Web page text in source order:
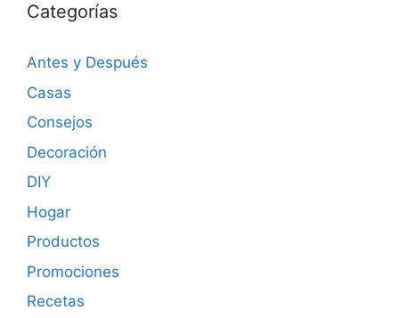
Categorías
Antes y Después
Casas
Consejos
Decoración
DIY
Hogar
Productos
Promociones
Recetas